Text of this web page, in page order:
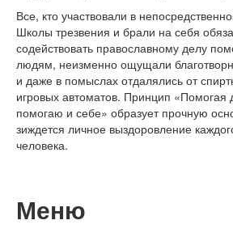
Все, кто участвовали в
Школы трезвения и брали на себя
содействовать православному делу
людям, неизменно ощущали
и даже в помыслах отдалялись от
игровых автоматов. Принцип «Помогая
помогаю и себе» образует прочную
зиждется личное выздоровление
человека.
Меню